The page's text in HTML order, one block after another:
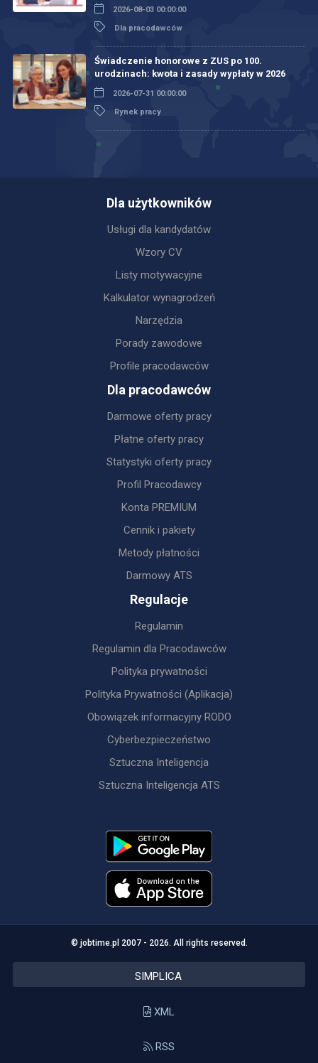
2026-08-03 00:00:00
Dla pracodawców
Świadczenie honorowe z ZUS po 100.
urodzinach: kwota i zasady wypłaty w 2026
2026-07-31 00:00:00
Rynek pracy
Dla użytkowników
Usługi dla kandydatów
Wzory CV
Listy motywacyjne
Kalkulator wynagrodzeń
Narzędzia
Porady zawodowe
Profile pracodawców
Dla pracodawców
Darmowe oferty pracy
Płatne oferty pracy
Statystyki oferty pracy
Profil Pracodawcy
Konta PREMIUM
Cennik i pakiety
Metody płatności
Darmowy ATS
Regulacje
Regulamin
Regulamin dla Pracodawców
Polityka prywatności
Polityka Prywatności (Aplikacja)
Obowiązek informacyjny RODO
Cyberbezpieczeństwo
Sztuczna Inteligencja
Sztuczna Inteligencja ATS
© jobtime.pl 2007 - 2026. All rights reserved.
SIMPLICA
XML
RSS